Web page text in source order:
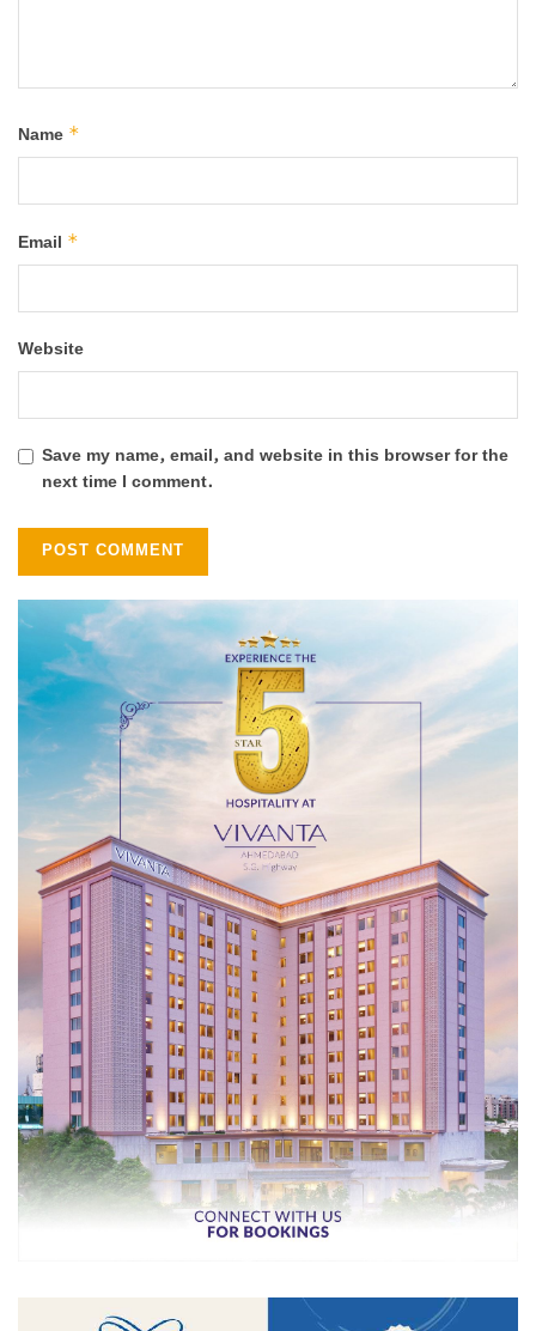
Name *
Email *
Website
Save my name, email, and website in this browser for the
next time I comment.